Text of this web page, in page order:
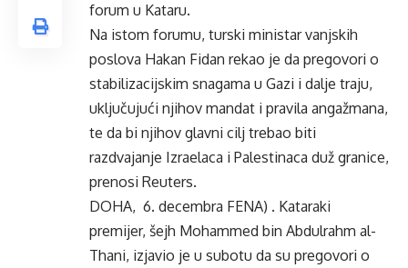
forum u Kataru.
Na istom forumu, turski ministar vanjskih
poslova Hakan Fidan rekao je da pregovori o
stabilizacijskim snagama u Gazi i dalje traju,
uključujući njihov mandat i pravila angažmana,
te da bi njihov glavni cilj trebao biti
razdvajanje Izraelaca i Palestinaca duž granice,
prenosi Reuters.
DOHA, 6. decembra FENA) . Kataraki
premijer, šejh Mohammed bin Abdulrahm al-
Thani, izjavio je u subotu da su pregovori o